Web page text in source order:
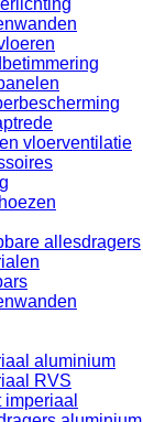
vloerventilatie
allesdragers
aluminium
RVS
imperiaal